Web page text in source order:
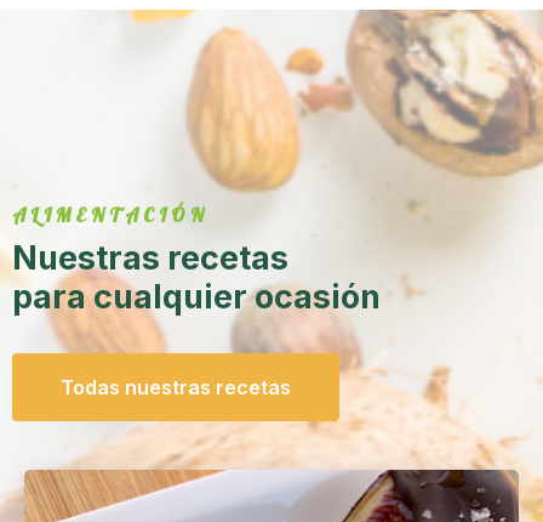
ALIMENTACIÓN
Nuestras recetas
para cualquier ocasión
Todas nuestras recetas